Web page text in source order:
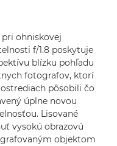
ohniskovej
f/1.8 poskytuje
blízku pohľadu
fotografov, ktorí
pôsobili čo
úplne novou
Lisované
vysokú obrazovú
objektom